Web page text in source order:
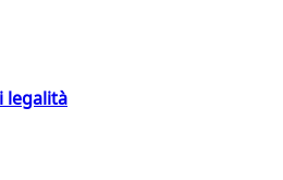
legalità